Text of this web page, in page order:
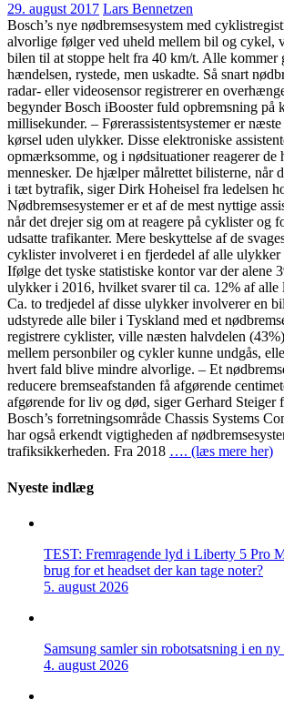
29. august 2017 Lars Bennetzen
Bosch’s nye nødbremsesystem med
alvorlige følger ved uheld mellem bil og cykel,
bilen til at stoppe helt fra 40 km/t. Alle kommer
hændelsen, rystede, men uskadte. Så snart
radar- eller videosensor registrerer en
begynder Bosch iBooster fuld opbremsning på
millisekunder. – Førerassistentsystemer er
kørsel uden ulykker. Disse elektroniske
opmærksomme, og i nødsituationer reagerer de
mennesker. De hjælper målrettet bilisterne, når
i tæt bytrafik, siger Dirk Hoheisel fra ledelsen
Nødbremsesystemer er et af de mest nyttige
når det drejer sig om at reagere på cyklister og
udsatte trafikanter. Mere beskyttelse af de
cyklister involveret i en fjerdedel af alle ulykker
Ifølge det tyske statistiske kontor var der alene
ulykker i 2016, hvilket svarer til ca. 12% af alle
Ca. to tredjedel af disse ulykker involverer en
udstyrede alle biler i Tyskland med et
registrere cyklister, ville næsten halvdelen
mellem personbiler og cykler kunne undgås,
hvert fald blive mindre alvorlige. – Et
reducere bremseafstanden få afgørende
afgørende for liv og død, siger Gerhard Steiger
Bosch’s forretningsområde Chassis Systems
har også erkendt vigtigheden af
trafiksikkerheden. Fra 2018 …. (læs mere her)
Nyeste indlæg
TEST: Fremragende lyd i Liberty 5 Pro
brug for et headset der kan tage noter?
5. august 2026
Samsung samler sin robotsatsning i en
4. august 2026